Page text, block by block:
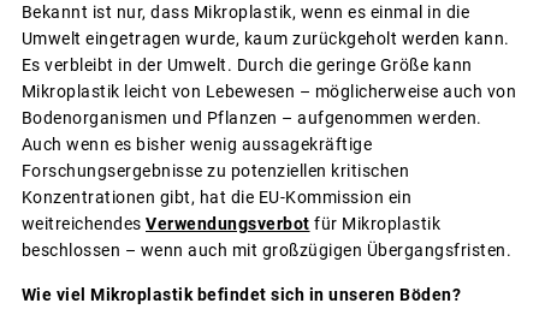
Bekannt ist nur, dass Mikroplastik, wenn es einmal in die
Umwelt eingetragen wurde, kaum zurückgeholt werden kann.
Es verbleibt in der Umwelt. Durch die geringe Größe kann
Mikroplastik leicht von Lebewesen – möglicherweise auch von
Bodenorganismen und Pflanzen – aufgenommen werden.
Auch wenn es bisher wenig aussagekräftige
Forschungsergebnisse zu potenziellen kritischen
Konzentrationen gibt, hat die EU-Kommission ein
weitreichendes Verwendungsverbot für Mikroplastik
beschlossen – wenn auch mit großzügigen Übergangsfristen.
Wie viel Mikroplastik befindet sich in unseren Böden?